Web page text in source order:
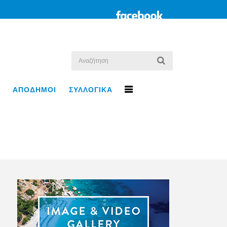
ΑΠΟΔΗΜΟΙ ΣΥΛΛΟΓΙΚΑ